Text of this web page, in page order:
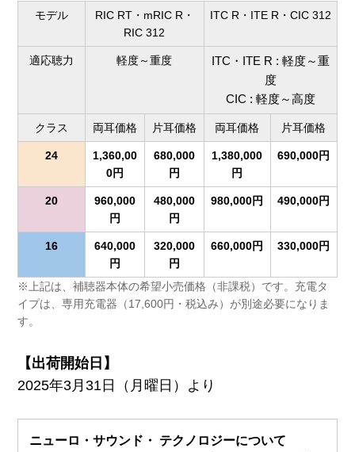
モデル
RIC RT・mRIC R・
RIC 312
ITC R・ITE R・CIC 312
適応聴力 軽度～重度
ITC・ITE R : 軽度～重
度
CIC : 軽度～高度
クラス 両耳価格 片耳価格 両耳価格 片耳価格
24
1,360,00
0円
680,000
円
1,380,000
円
690,000円
20
960,000
円
480,000
円
980,000円 490,000円
16
640,000
円
320,000
円
660,000円 330,000円
※上記は、補聴器本体の希望小売価格（非課税）です。充電タ
イプは、専用充電器（17,600円・税込み）が別途必要になりま
す。
【出荷開始日】
2025年3月31日（月曜日）より
ニューロ・サウンド・ テクノロジーについて